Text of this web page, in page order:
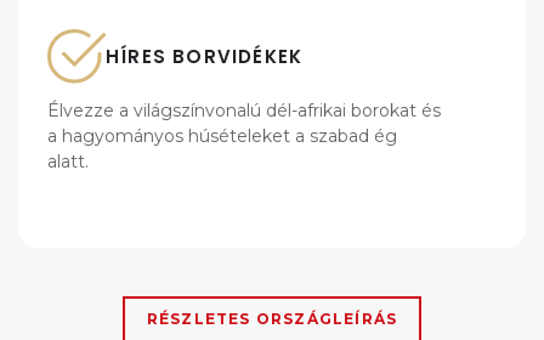
HÍRES BORVIDÉKEK
Élvezze a világszínvonalú dél-afrikai borokat és
a hagyományos húsételeket a szabad ég
alatt.
RÉSZLETES ORSZÁGLEÍRÁS